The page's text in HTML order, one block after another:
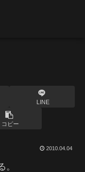
LINE
コピー
2010.04.04
。